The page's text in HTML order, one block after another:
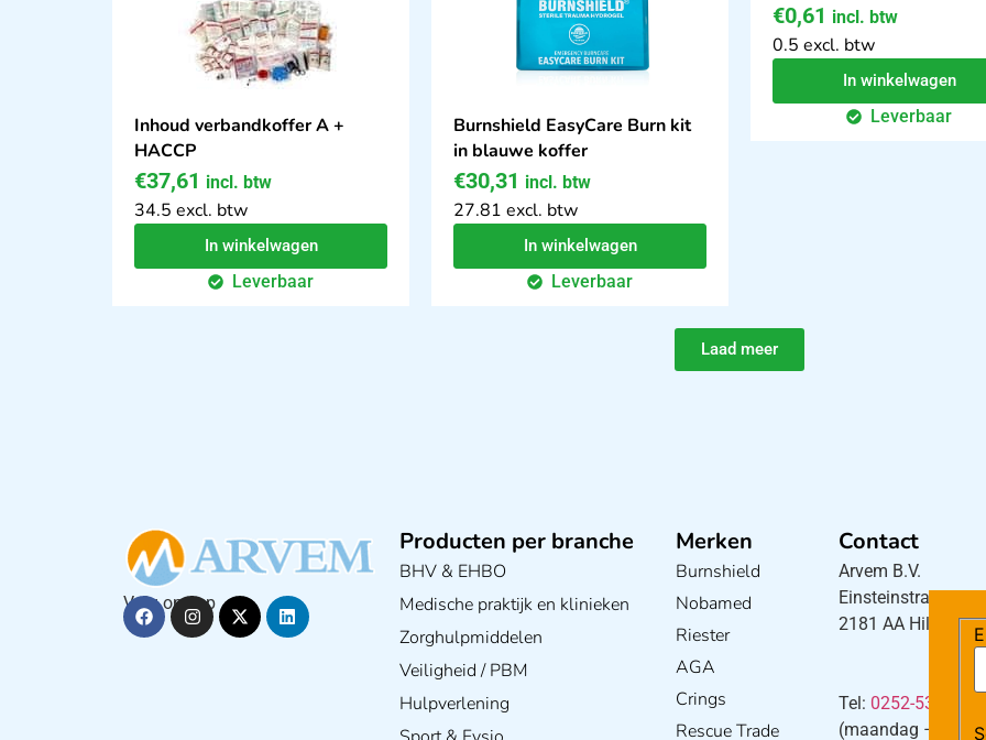
Inhoud verbandkoffer A +
HACCP
€37,61 incl. btw
34.5 excl. btw
In winkelwagen
Leverbaar
Burnshield EasyCare Burn kit
in blauwe koffer
€30,31 incl. btw
27.81 excl. btw
In winkelwagen
Leverbaar
€0,61 incl. btw
0.5 excl. btw
In winkelwagen
Leverbaar
Laad meer
Volg ons op
Producten per branche
BHV & EHBO
Medische praktijk en klinieken
Zorghulpmiddelen
Veiligheid / PBM
Hulpverlening
Merken
Burnshield
Nobamed
Riester
AGA
Crings
Rescue Trade
Contact
Arvem B.V.
Einsteinstraat 5
2181 AA Hillegom
Tel: 0252-533256
(maandag –